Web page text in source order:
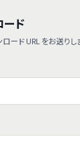
ド
ード URL をお送りし